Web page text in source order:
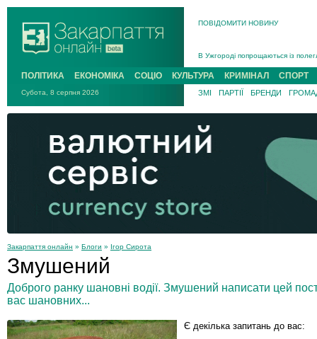
ПОВІДОМИТИ НОВИНУ
В Ужгороді попрощаються із
В Ужгороді 5 серпня
Підтвердили загибель
На війні з рф поліг військовий з
На Хустщині внаслідок ДТП за
Інструктора районного ТЦК на
ПОЛІТИКА ЕКОНОМІКА СОЦІО КУЛЬТУРА КРИМІНАЛ СПОРТ
Субота, 8 серпня 2026 ЗМІ ПАРТІЇ БРЕНДИ
Закарпаття онлайн » Блоги » Ігор Сирота
Змушений
Доброго ранку шановні водії. Змушений написати цей
вас шановних...
Є декілька запитань до вас: